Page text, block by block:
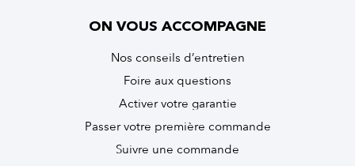
ON VOUS ACCOMPAGNE
Nos conseils d’entretien
Foire aux questions
Activer votre garantie
Passer votre première commande
Suivre une commande